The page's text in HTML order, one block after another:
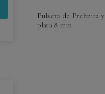
Pulsera de Prehnita y
plata 8 mm